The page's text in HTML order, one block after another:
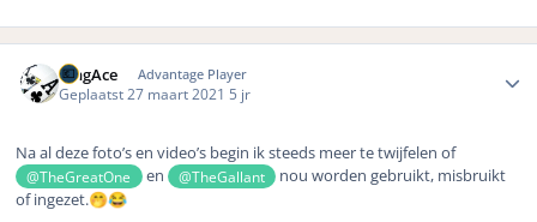
KingAce Advantage Player
Geplaatst 27 maart 2021 5 jr
Na al deze foto’s en video’s begin ik steeds meer te twijfelen of
@TheGreatOne en @TheGallant
nou worden gebruikt, misbruikt
of ingezet.🤭😂